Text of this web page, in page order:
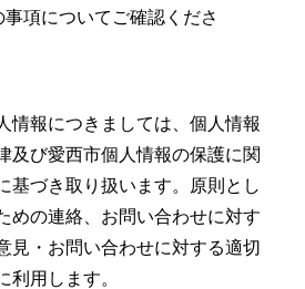
事項についてご確認くださ
情報につきましては、個人情報
及び愛西市個人情報の保護に関
基づき取り扱います。原則とし
めの連絡、お問い合わせに対す
見・お問い合わせに対する適切
利用します。